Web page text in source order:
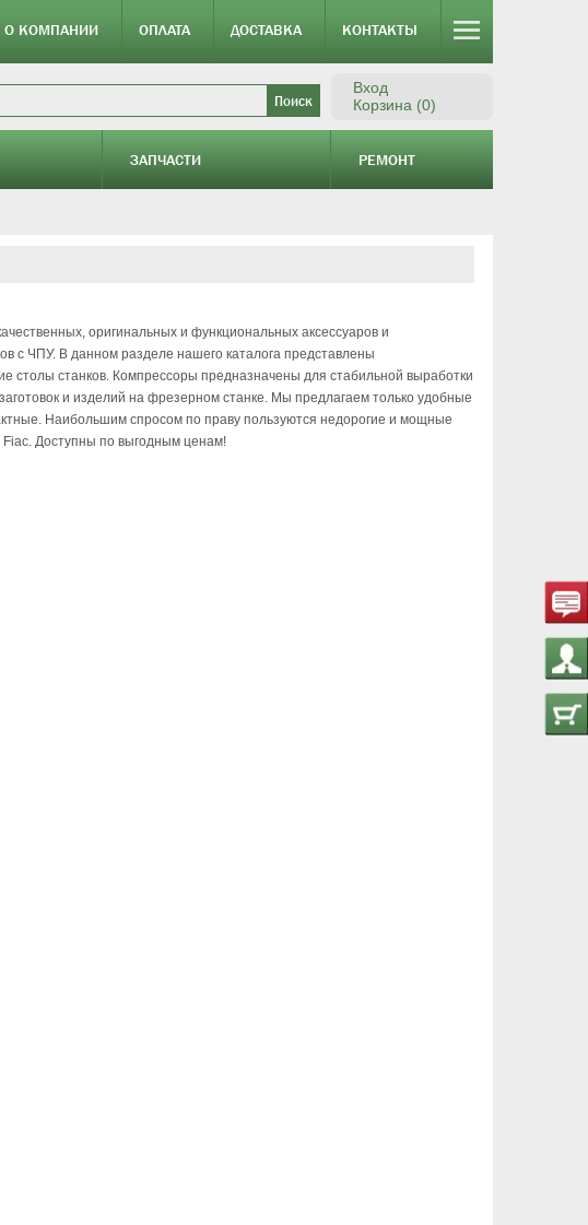
О КОМПАНИИ ОПЛАТА ДОСТАВКА КОНТАКТЫ
Вход
Корзина (0)
ЗАПЧАСТИ РЕМОНТ
оригинальных и функциональных аксессуаров и
с ЧПУ. В данном разделе нашего каталога представлены
столы станков. Компрессоры предназначены для стабильной выработки
и изделий на фрезерном станке. Мы предлагаем только удобные
Наибольшим спросом по праву пользуются недорогие и мощные
Доступны по выгодным ценам!